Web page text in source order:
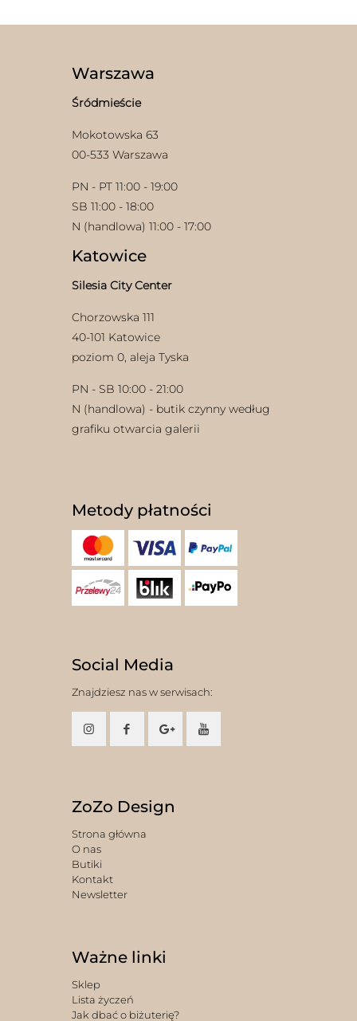
na
stronie
produktu
Warszawa
Śródmieście
Mokotowska 63
00-533 Warszawa
PN - PT 11:00 - 19:00
SB 11:00 - 18:00
N (handlowa) 11:00 - 17:00
Katowice
Silesia City Center
Chorzowska 111
40-101 Katowice
poziom 0, aleja Tyska
PN - SB 10:00 - 21:00
N (handlowa) - butik czynny według
grafiku otwarcia galerii
Metody płatności
Social Media
Znajdziesz nas w serwisach:
ZoZo Design
Strona główna
O nas
Butiki
Kontakt
Newsletter
Ważne linki
Sklep
Lista życzeń
Jak dbać o biżuterię?